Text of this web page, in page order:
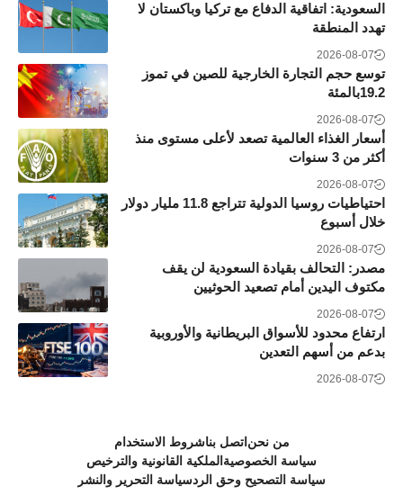
السعودية: اتفاقية الدفاع مع تركيا وباكستان لا
تهدد المنطقة
2026-08-07
توسع حجم التجارة الخارجية للصين في تموز
19.2بالمئة
2026-08-07
أسعار الغذاء العالمية تصعد لأعلى مستوى منذ
أكثر من 3 سنوات
2026-08-07
احتياطيات روسيا الدولية تتراجع 11.8 مليار دولار
خلال أسبوع
2026-08-07
مصدر: التحالف بقيادة السعودية لن يقف
مكتوف اليدين أمام تصعيد الحوثيين
2026-08-07
ارتفاع محدود للأسواق البريطانية والأوروبية
بدعم من أسهم التعدين
2026-08-07
من نحن اتصل بناشروط الاستخدام
سياسة الخصوصية الملكية القانونية والترخيص
سياسة التصحيح وحق الردسياسة التحرير والنشر